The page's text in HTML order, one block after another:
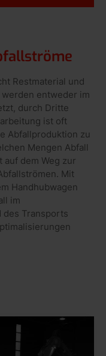
Restmaterial und
entweder im
durch Dritte
ist oft
Abfallproduktion zu
Mengen Abfall
dem Weg zur
Mit
Handhubwagen
im
des Transports